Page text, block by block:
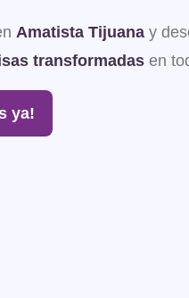
Amatista Tijuana y
transformadas en
ya!